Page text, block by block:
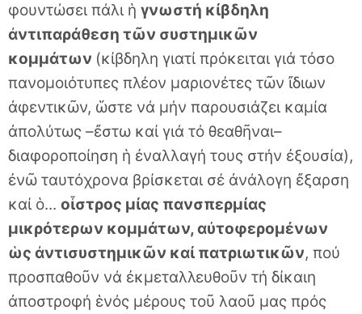
φουντώσει πάλι ἡ γνωστή κίβδηλη
ἀντιπαράθεση τῶν συστημικῶν
κομμάτων (κίβδηλη γιατί πρόκειται γιά τόσο
πανομοιότυπες πλέον μαριονέτες τῶν ἴδιων
ἀφεντικῶν, ὥστε νά μήν παρουσιάζει καμία
ἀπολύτως –ἔστω καί γιά τό θεαθῆναι–
διαφοροποίηση ἡ ἐναλλαγή τους στήν ἐξουσία),
ἐνῶ ταυτόχρονα βρίσκεται σέ ἀνάλογη ἔξαρση
καί ὁ... οἶστρος μίας πανσπερμίας
μικρότερων κομμάτων, αὐτοφερομένων
ὡς ἀντισυστημικῶν καί πατριωτικῶν, πού
προσπαθοῦν νά ἐκμεταλλευθοῦν τή δίκαιη
ἀποστροφή ἑνός μέρους τοῦ λαοῦ μας πρός